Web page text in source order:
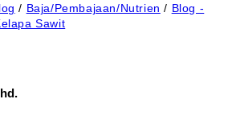
/ Baja/Pembajaan/Nutrien / Blog -
Sawit